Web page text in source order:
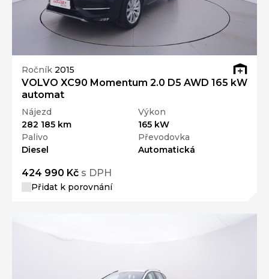
Ročník 2015
VOLVO XC90 Momentum 2.0 D5 AWD 165 kW
automat
Nájezd
282 185 km
Výkon
165 kW
Palivo
Diesel
Převodovka
Automatická
424 990 Kč s DPH
Přidat k porovnání